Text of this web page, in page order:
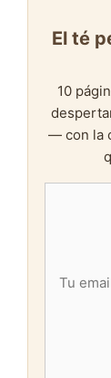
El té
10
— con la